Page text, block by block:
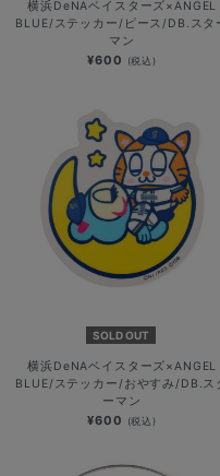
横浜DeNAベイスターズ×ANGEL
BLUE/ステッカー/ピース/DB.スタ
マン
¥600 (税込)
SOLD OUT
横浜DeNAベイスターズ×ANGEL
BLUE/ステッカー/おやすみ/DB.ス
ーマン
¥600 (税込)